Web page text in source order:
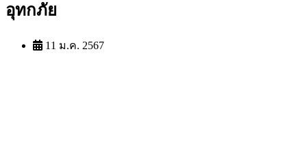
อุทกภัย
11 ม.ค. 2567